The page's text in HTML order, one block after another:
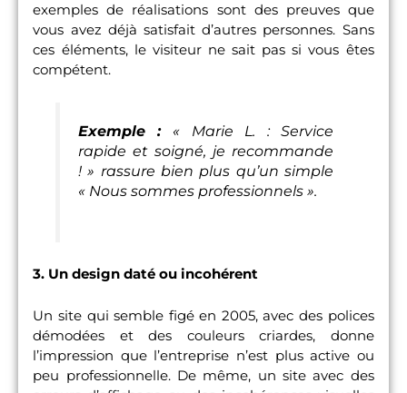
exemples de réalisations sont des preuves que
vous avez déjà satisfait d’autres personnes. Sans
ces éléments, le visiteur ne sait pas si vous êtes
compétent.
Exemple :« Marie L. : Service
rapide et soigné, je recommande
! » rassure bien plus qu’un simple
« Nous sommes professionnels ».
3. Un design daté ou incohérent
Un site qui semble figé en 2005, avec des polices
démodées et des couleurs criardes, donne
l’impression que l’entreprise n’est plus active ou
peu professionnelle. De même, un site avec des